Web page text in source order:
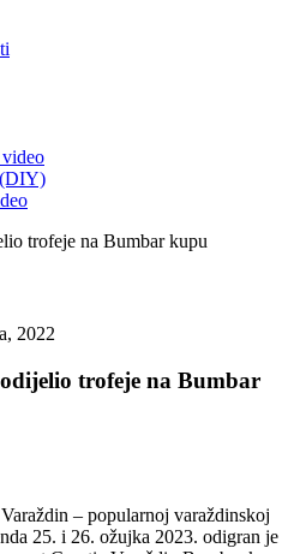
2022
trofeje na Bumbar
– popularnoj varaždinskoj
25. i 26. ožujka 2023. odigran je